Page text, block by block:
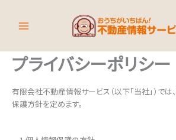
キ プライバシーポリシー
有限会社不動産情報サービス（以下「当社」）で
保護方針を定めます。